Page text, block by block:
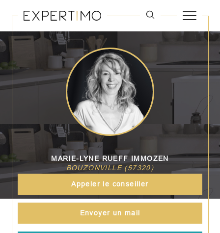
MARIE-LYNE RUEFF IMMOZEN
BOUZONVILLE (57320)
Appeler le conseiller
Envoyer un mail